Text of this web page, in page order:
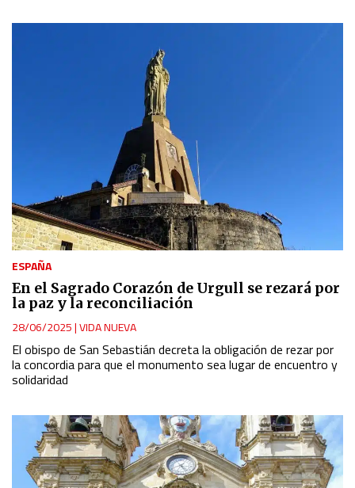
ESPAÑA
En el Sagrado Corazón de Urgull se rezará por
la paz y la reconciliación
28/06/2025|VIDA NUEVA
El obispo de San Sebastián decreta la obligación de rezar por
la concordia para que el monumento sea lugar de encuentro y
solidaridad